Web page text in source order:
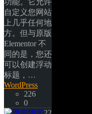
自定义您网站
上几乎任何地
方。但与原版
Elementor 不
同的是，您还
可以创建浮动
标题，…
WordPress
226
0